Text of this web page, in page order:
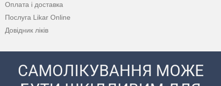
Оплата і доставка
Послуга Likar Online
Довідник ліків
САМОЛІКУВАННЯ МОЖЕ